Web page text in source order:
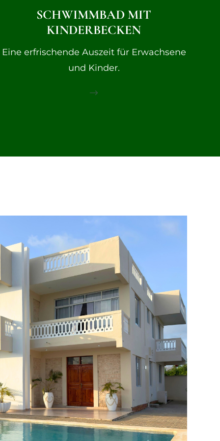
SCHWIMMBAD MIT
KINDERBECKEN
Eine erfrischende Auszeit für Erwachsene
und Kinder.
$